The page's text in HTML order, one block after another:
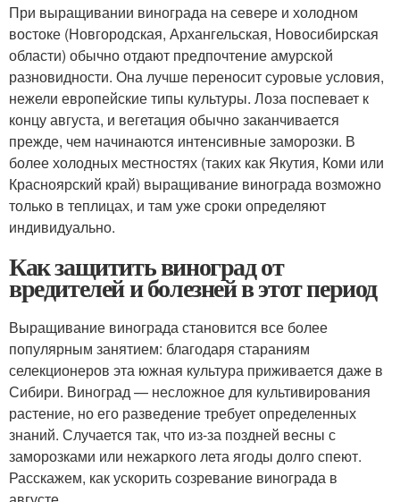
При выращивании винограда на севере и холодном
востоке (Новгородская, Архангельская, Новосибирская
области) обычно отдают предпочтение амурской
разновидности. Она лучше переносит суровые условия,
нежели европейские типы культуры. Лоза поспевает к
концу августа, и вегетация обычно заканчивается
прежде, чем начинаются интенсивные заморозки. В
более холодных местностях (таких как Якутия, Коми или
Красноярский край) выращивание винограда возможно
только в теплицах, и там уже сроки определяют
индивидуально.
Как защитить виноград от
вредителей и болезней в этот период
Выращивание винограда становится все более
популярным занятием: благодаря стараниям
селекционеров эта южная культура приживается даже в
Сибири. Виноград — несложное для культивирования
растение, но его разведение требует определенных
знаний. Случается так, что из-за поздней весны с
заморозками или нежаркого лета ягоды долго спеют.
Расскажем, как ускорить созревание винограда в